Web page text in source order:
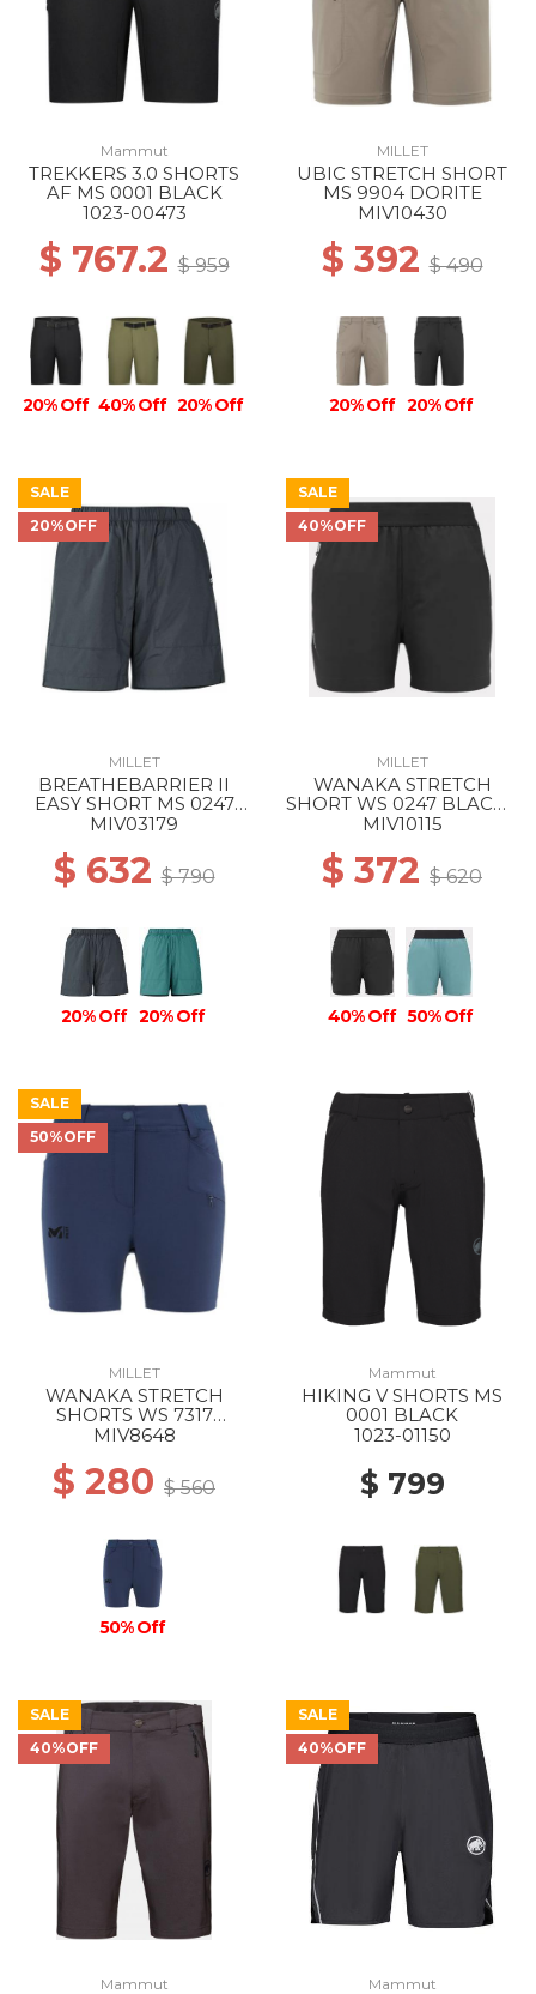
Mammut
TREKKERS 3.0 SHORTS
AF MS 0001 BLACK
1023-00473
$ 767.2$ 959
20% Off 40% Off 20% Off
MILLET
UBIC STRETCH SHORT
MS 9904 DORITE
MIV10430
$ 392$ 490
20% Off 20% Off
SALE
20%OFF
MILLET
BREATHEBARRIER II
EASY SHORT MS 0247
BLACK - NOIR
MIV03179
$ 632$ 790
20% Off 20% Off
SALE
40%OFF
MILLET
WANAKA STRETCH
SHORT WS 0247 BLACK -
NOIR
MIV10115
$ 372 $ 620
40% Off 50% Off
SALE
50%OFF
MILLET
WANAKA STRETCH
SHORTS WS 7317
SAPHIR
MIV8648
$ 280 $ 560
50% Off
Mammut
HIKING V SHORTS MS
0001 BLACK
1023-01150
$ 799
SALE
40%OFF
Mammut
SALE
40%OFF
Mammut